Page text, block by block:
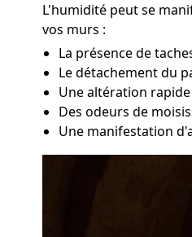
L'humidité peut se
vos murs :
La présence de
Le détachement du
Une altération
Des odeurs de
Une manifestation